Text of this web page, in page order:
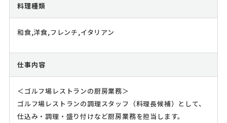
料理種類
和食,洋食,フレンチ,イタリアン
仕事内容
＜ゴルフ場レストランの厨房業務＞
ゴルフ場レストランの調理スタッフ（料理長候補）として、
仕込み・調理・盛り付けなど厨房業務を担当します。